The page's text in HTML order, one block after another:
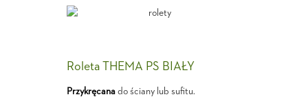
Roleta THEMA PS BIAŁY
Przykręcanado ściany lub sufitu.